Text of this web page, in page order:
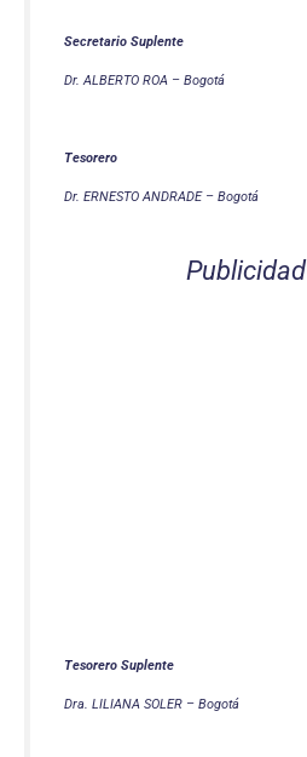
Secretario Suplente
Dr. ALBERTO ROA – Bogotá
Tesorero
Dr. ERNESTO ANDRADE – Bogotá
Publicidad
Tesorero Suplente
Dra. LILIANA SOLER – Bogotá